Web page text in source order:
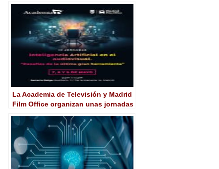
La Academia de Televisión y Madrid
Film Office organizan unas jornadas